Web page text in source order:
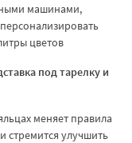
машинами,
цветов
под тарелку и
меняет правила
стремится улучшить